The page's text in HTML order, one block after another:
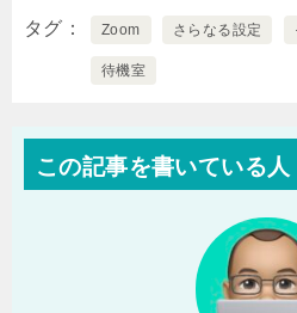
タグ Zoom さらなる設定
待機室
この記事を書いている人